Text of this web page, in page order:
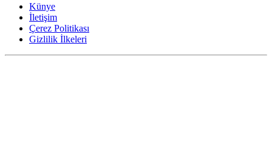
Künye
İletişim
Çerez Politikası
Gizlilik İlkeleri